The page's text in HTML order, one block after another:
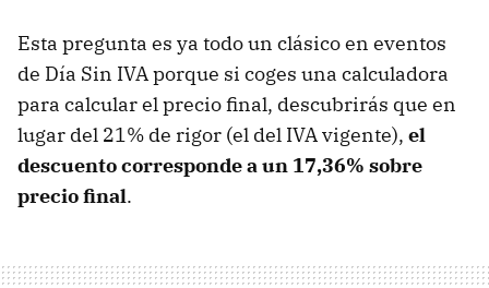
Esta pregunta es ya todo un clásico en eventos
de Día Sin IVA porque si coges una calculadora
para calcular el precio final, descubrirás que en
lugar del 21% de rigor (el del IVA vigente), el
descuento corresponde a un 17,36% sobre
precio final.